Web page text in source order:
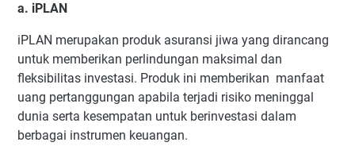
a. iPLAN
iPLAN merupakan produk asuransi jiwa yang dirancang
untuk memberikan perlindungan maksimal dan
fleksibilitas investasi. Produk ini memberikan manfaat
uang pertanggungan apabila terjadi risiko meninggal
dunia serta kesempatan untuk berinvestasi dalam
berbagai instrumen keuangan.